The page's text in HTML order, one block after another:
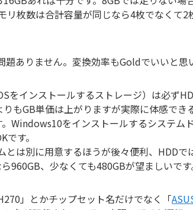
リ枚数は合計容量が同じなら4枚でなくて2
ありません。変換効率もGoldでいいと思
をインストールするストレージ）は必ず
もGB単価は上がりますが実際に体感でき
Windows10をインストールするシステム
す。
とは別に用意するほうが後々便利、HDDで
960GB、少なくても480GBが望ましいです
」とかチップセット名だけでなく「